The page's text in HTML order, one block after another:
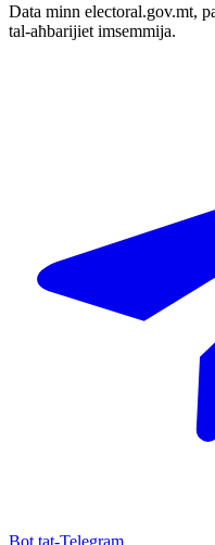
Data minn electoral.gov.mt,
tal-aħbarijiet imsemmija.